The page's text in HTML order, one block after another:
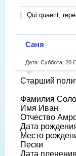
Qui quaerit,
Саня
Дата: Суббота, 20
Старший
Фамилия
Имя Иван
Отчество
Дата
Место
Пески
Дата